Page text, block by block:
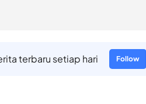
terbaru setiap hari Follow